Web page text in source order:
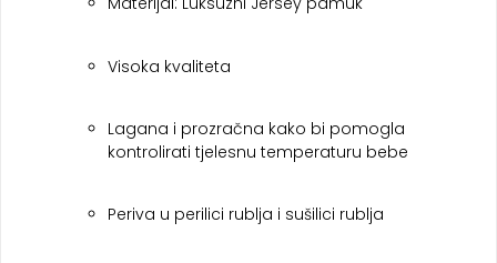
Visoka kvaliteta
Lagana i prozračna kako bi pomogla
kontrolirati tjelesnu temperaturu bebe
Periva u perilici rublja i sušilici rublja